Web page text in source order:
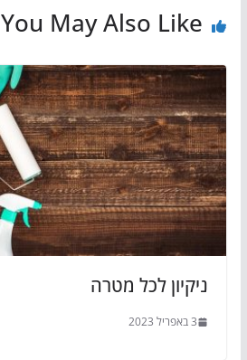
You May Also Like
ניקיון לכל מטרה
3 באפריל 2023